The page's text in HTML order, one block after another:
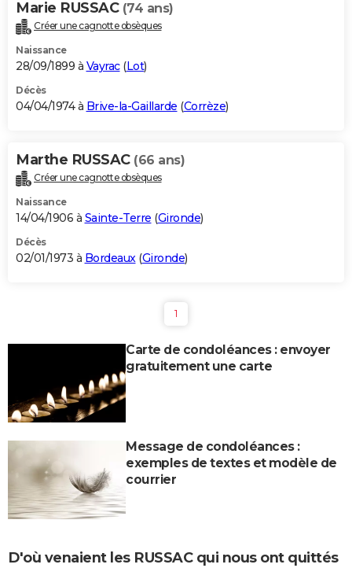
Marie RUSSAC (74 ans)
Créer une cagnotte obsèques
Naissance
28/09/1899 à Vayrac(Lot)
Décès
04/04/1974 à Brive-la-Gaillarde (Corrèze)
Marthe RUSSAC (66 ans)
Créer une cagnotte obsèques
Naissance
14/04/1906 à Sainte-Terre (Gironde)
Décès
02/01/1973 à Bordeaux(Gironde)
1
Carte de condoléances : envoyer
gratuitement une carte
Message de condoléances :
exemples de textes et modèle de
courrier
D'où venaient les RUSSAC qui nous ont quittés